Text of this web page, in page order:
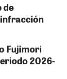
de
Fujimori
2026-